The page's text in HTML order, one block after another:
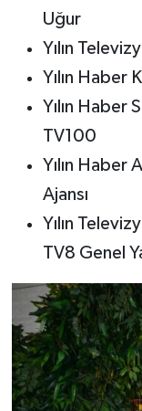
Uğur
Yılın
Yılın Haber
Yılın Haber
TV100
Yılın Haber
Ajansı
Yılın
TV8 Genel